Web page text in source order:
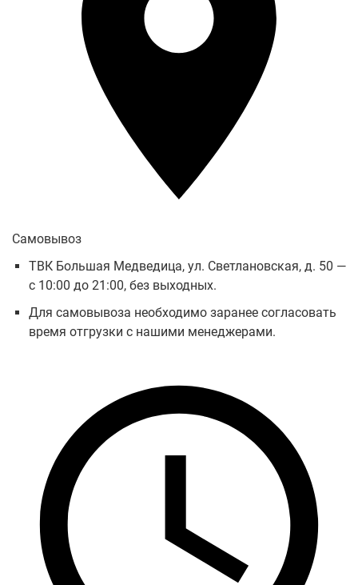
Самовывоз
ТВК Большая Медведица, ул. Светлановская, д. 50 —
с 10:00 до 21:00, без выходных.
Для самовывоза необходимо заранее согласовать
время отгрузки с нашими менеджерами.